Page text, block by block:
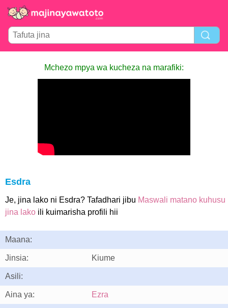
Mchezo mpya wa kucheza na marafiki:
Esdra
Je, jina lako ni Esdra? Tafadhari jibu Maswali matano kuhusu
jina lako ili kuimarisha profili hii
Maana:
Jinsia: Kiume
Asili:
Aina ya: Ezra